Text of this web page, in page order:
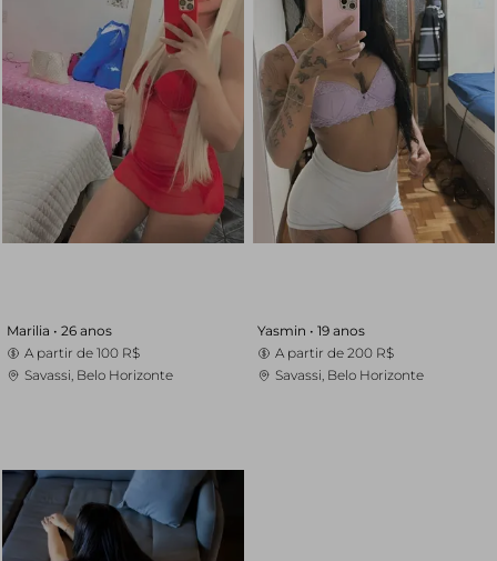
Marilia • 26 anos
A partir de 100 R$
Savassi, Belo Horizonte
Yasmin • 19 anos
A partir de 200 R$
Savassi, Belo Horizonte